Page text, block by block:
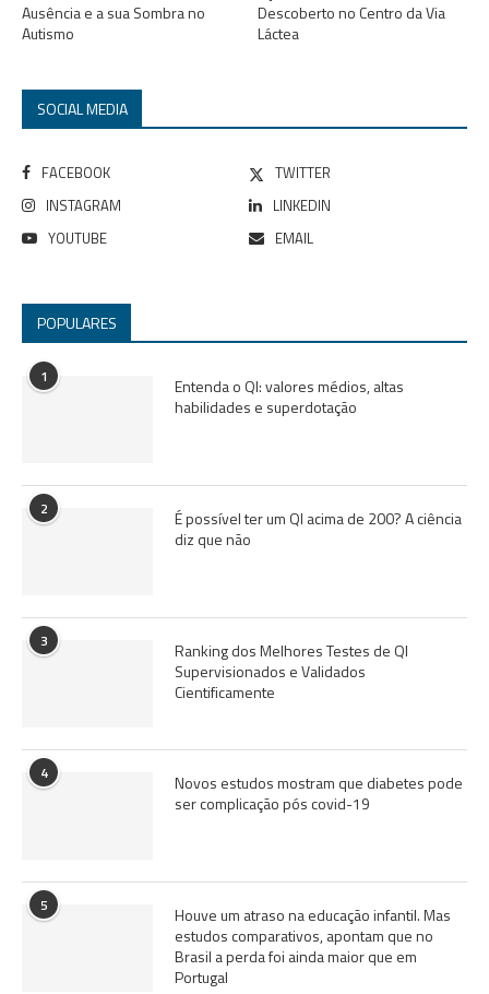
Ausência e a sua Sombra no
Autismo
Descoberto no Centro da Via
Láctea
SOCIAL MEDIA
FACEBOOK
TWITTER
INSTAGRAM
LINKEDIN
YOUTUBE
EMAIL
POPULARES
1
Entenda o QI: valores médios, altas
habilidades e superdotação
2
É possível ter um QI acima de 200? A ciência
diz que não
3
Ranking dos Melhores Testes de QI
Supervisionados e Validados
Cientificamente
4
Novos estudos mostram que diabetes pode
ser complicação pós covid-19
5
Houve um atraso na educação infantil. Mas
estudos comparativos, apontam que no
Brasil a perda foi ainda maior que em
Portugal